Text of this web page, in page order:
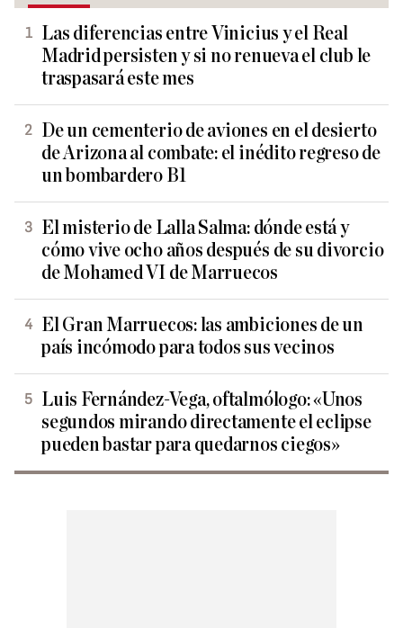
Las diferencias entre Vinicius y el Real
Madrid persisten y si no renueva el club le
traspasará este mes
De un cementerio de aviones en el desierto
de Arizona al combate: el inédito regreso de
un bombardero B1
El misterio de Lalla Salma: dónde está y
cómo vive ocho años después de su divorcio
de Mohamed VI de Marruecos
El Gran Marruecos: las ambiciones de un
país incómodo para todos sus vecinos
Luis Fernández-Vega, oftalmólogo: «Unos
segundos mirando directamente el eclipse
pueden bastar para quedarnos ciegos»